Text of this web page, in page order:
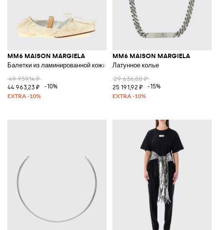
MM6 MAISON MARGIELA
Балетки из ламинированной кожи
49 959,14 ₽
44 963,23 ₽
-10%
MM6 MAISON MARGIELA
Латунное колье
29 636,88 ₽
25 191,92 ₽
-15%